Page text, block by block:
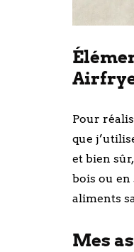
Pour
que
et bien
bois ou
aliments
Mes